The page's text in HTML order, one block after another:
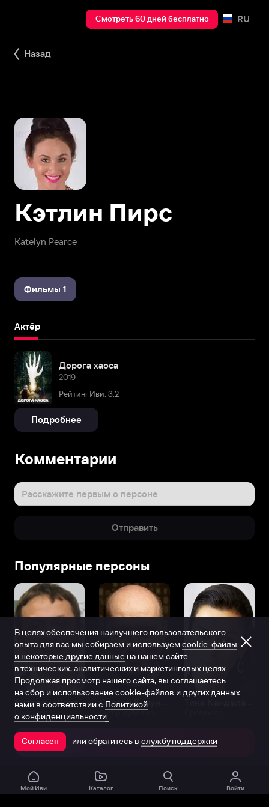
Смотреть 60 дней бесплатно RU
Назад
Katelyn Pearce
Кэтлин Пирс
Фильмы 1
Актёр
Дорога хаоса
2019
Рейтинг Иви: 3,2
Подробнее
Комментарии
Расскажите первым о персоне
Отправить
Популярные персоны
Виталий Шляппо
Продюсер Актёр дубляжа
Открыть в приложении
Мой Иви Каталог Поиск Войти
В целях обеспечения наилучшего пользовательского
опыта для вас мы собираем и используем cookie-файлы
и некоторые другие данные на нашем сайте
в технических, аналитических и маркетинговых целях.
Продолжая просмотр нашего сайта, вы соглашаетесь
на сбор и использование cookie-файлов и других данных
нами в соответствии с Политикой
о конфиденциальности.
Согласен или обратитесь в службу поддержки